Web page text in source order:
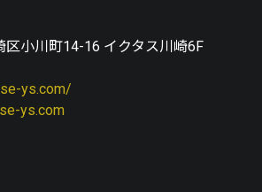
区小川町14-16 イクタス川崎6F
ys.com/
ys.com